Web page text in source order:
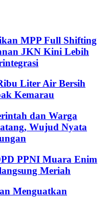
MPP Full Shifting
JKN Kini Lebih
Liter Air Bersih
Kemarau
dan Warga
Wujud Nyata
PPNI Muara Enim
Meriah
Menguatkan